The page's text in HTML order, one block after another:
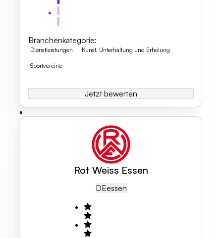
Branchenkategorie:
Dienstleistungen Kunst, Unterhaltung und Erholung
Sportvereine
Jetzt bewerten
Rot Weiss Essen
DEEssen